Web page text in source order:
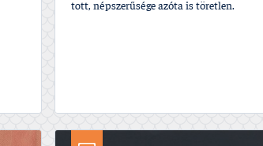
tott, népszerűsége azóta is töretlen.